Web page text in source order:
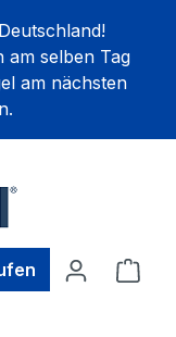
am selben Tag
am nächsten